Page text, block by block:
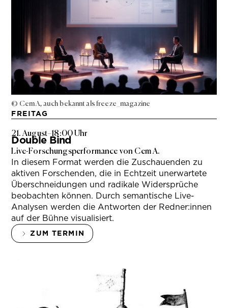
© Cem A, auch bekannt als freeze_magazine
FREITAG
21. August–18:00 Uhr
Double Bind
Live-Forschungsperformance von Cem A.
In diesem Format werden die Zuschauenden zu
aktiven Forschenden, die in Echtzeit unerwartete
Überschneidungen und radikale Widersprüche
beobachten können. Durch semantische Live-
Analysen werden die Antworten der Redner:innen
auf der Bühne visualisiert.
ZUM TERMIN